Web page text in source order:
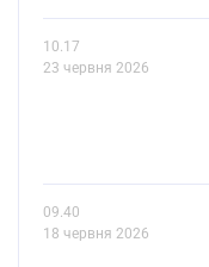
10.17
23 червня 2026
09.40
18 червня 2026